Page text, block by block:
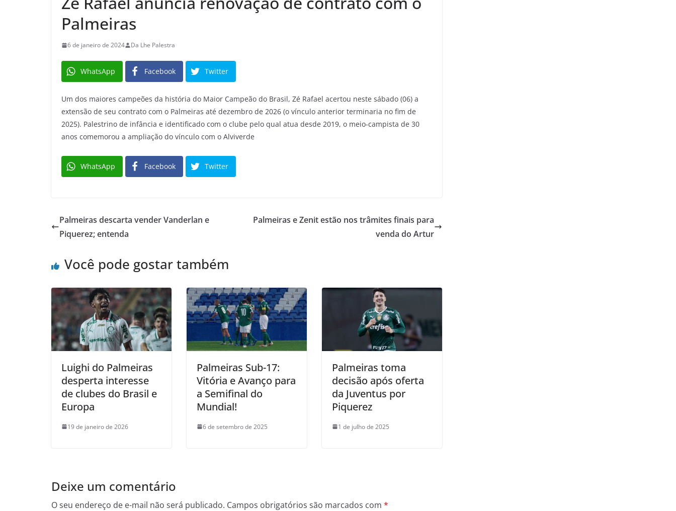
Palmeiras
6 de janeiro de 2024 Da Lhe Palestra
WhatsApp Facebook Twitter
Um dos maiores campeões da história do Maior Campeão do Brasil, Zé Rafael acertou neste sábado (06) a
extensão de seu contrato com o Palmeiras até dezembro de 2026 (o vínculo anterior terminaria no fim de
2025). Palestrino de infância e identificado com o clube pelo qual atua desde 2019, o meio-campista de 30
anos comemorou a ampliação do vínculo com o Alviverde
WhatsApp Facebook Twitter
Palmeiras descarta vender Vanderlan e
Piquerez; entenda
Palmeiras e Zenit estão nos trâmites finais para
venda do Artur
Você pode gostar também
Luighi do Palmeiras
desperta interesse
de clubes do Brasil e
Europa
19 de janeiro de 2026
Palmeiras Sub-17:
Vitória e Avanço para
a Semifinal do
Mundial!
6 de setembro de 2025
Palmeiras toma
decisão após oferta
da Juventus por
Piquerez
1 de julho de 2025
Deixe um comentário
O seu endereço de e-mail não será publicado. Campos obrigatórios são marcados com *